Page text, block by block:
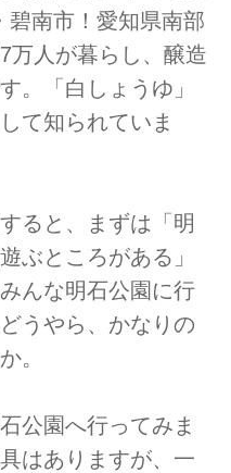
碧南市！愛知県南部
万人が暮らし、醸造
。「白しょうゆ」
て知られていま
ると、まずは「明
ぶところがある」
んな明石公園に行
うやら、かなりの
。
公園へ行ってみま
はありますが、一